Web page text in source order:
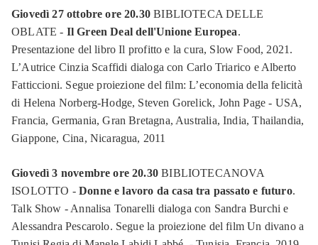
Giovedì 27 ottobre ore 20.30BIBLIOTECA DELLE
OBLATE - Il Green Deal dell'Unione Europea.
Presentazione del libro Il profitto e la cura, Slow Food, 2021.
L’Autrice Cinzia Scaffidi dialoga con Carlo Triarico e Alberto
Fatticcioni. Segue proiezione del film: L’economia della felicità
di Helena Norberg-Hodge, Steven Gorelick, John Page - USA,
Francia, Germania, Gran Bretagna, Australia, India, Thailandia,
Giappone, Cina, Nicaragua, 2011
Giovedì 3 novembre ore 20.30BIBLIOTECANOVA
ISOLOTTO - Donne e lavoro da casa tra passato e futuro.
Talk Show - Annalisa Tonarelli dialoga con Sandra Burchi e
Alessandra Pescarolo. Segue la proiezione del film Un divano a